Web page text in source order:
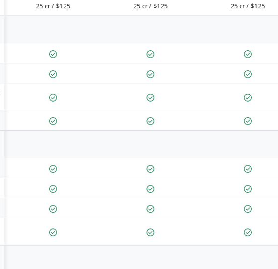
25 cr / $125 25 cr / $125 25 cr / $125